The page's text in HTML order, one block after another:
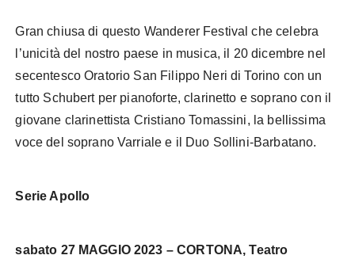
Gran chiusa di questo Wanderer Festival che celebra
l’unicità del nostro paese in musica, il 20 dicembre nel
secentesco Oratorio San Filippo Neri di Torino con un
tutto Schubert per pianoforte, clarinetto e soprano con il
giovane clarinettista Cristiano Tomassini, la bellissima
voce del soprano Varriale e il Duo Sollini-Barbatano.
Serie Apollo
sabato 27 MAGGIO 2023 – CORTONA, Teatro